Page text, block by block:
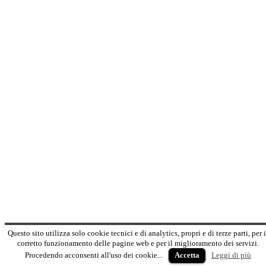
Apri su Facebook
Condividi
Questo sito utilizza solo cookie tecnici e di analytics, propri e di terze parti, per
corretto funzionamento delle pagine web e per il miglioramento dei servizi.
Procedendo acconsenti all'uso dei cookie...
Accetta Leggi di più